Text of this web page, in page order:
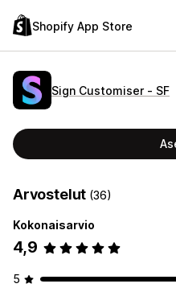
Shopify App Store
Sign Customiser ‑ SF
Arvostelut (36)
Kokonaisarvio
4,9
5